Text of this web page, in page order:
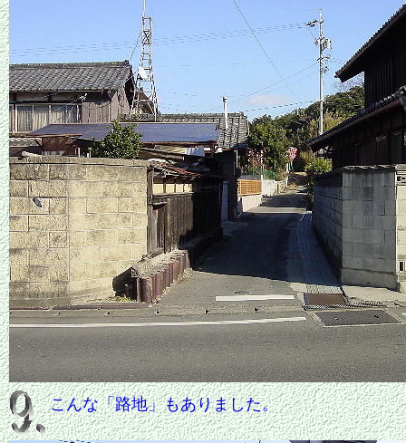
こんな「路地」もありました。